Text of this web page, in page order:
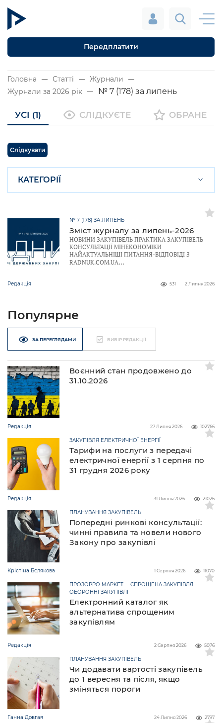
Передплатити
Головна Статті
Журнали
Журнали за 2026 рік
№ 7 (178) за липень
УСІ (1) СЛІДКУЄТЕ ОБРАНЕ
КАТЕГОРІЇ
Зміст журналу за липень-2026
№ 7 (178) ЗА ЛИПЕНЬ
НОВИНИ ЗАКУПІВЕЛЬ ПРАКТИКА ЗАКУПІВЕЛЬ
КОНСУЛЬТАЦІЇ МІНЕКОНОМІКИ
НАЙАКТУАЛЬНІШІ ПИТАННЯ-ВІДПОВІДІ З
RADNUK.COM.UA
Редакція 531 2 Липня 2026
Слідкувати
Популярне
ЗА ПЕРЕГЛЯДАМИ ВИБІР РЕДАКЦІЇ
Воєнний стан продовжено до
31.10.2026
Редакція 102766
27 Липня 2026
Тарифи на послуги з передачі
електричної енергії з 1 серпня по
31 грудня 2026 року
ЗАКУПІВЛЯ ЕЛЕКТРИЧНОЇ ЕНЕРГІЇ
Редакція 21026
31 Липня 2026
Попередні ринкові консультації:
чинні правила та новели нового
Закону про закупівлі
ПЛАНУВАННЯ ЗАКУПІВЕЛЬ
Крістіна Бєлякова 11070
1 Серпня 2026
Електронний каталог як
альтернатива спрощеним
закупівлям
ПРОЗОРРО МАРКЕТ
СПРОЩЕНА ЗАКУПІВЛЯ
ОБОРОННІ ЗАКУПІВЛІ
Редакція 5076
2 Серпня 2026
Чи додавати вартості закупівель
до 1 вересня та після, якщо
зміняться пороги
ПЛАНУВАННЯ ЗАКУПІВЕЛЬ
Ганна Довгая 2797
24 Липня 2026